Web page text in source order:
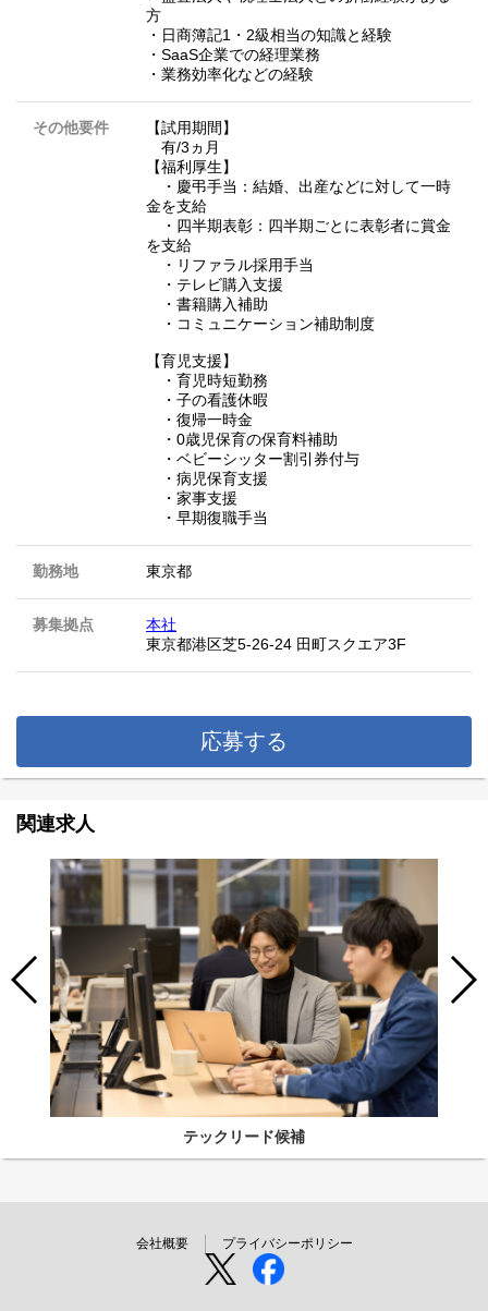
方
・日商簿記1・2級相当の知識と経験
・SaaS企業での経理業務
・業務効率化などの経験
その他要件
【試用期間】
有/3ヵ月
【福利厚生】
・慶弔手当：結婚、出産などに対して一時
金を支給
・四半期表彰：四半期ごとに表彰者に賞金
を支給
・リファラル採用手当
・テレビ購⼊支援
・書籍購入補助
・コミュニケーション補助制度
【育児支援】
・育児時短勤務
・子の看護休暇
・復帰一時金
・0歳児保育の保育料補助
・ベビーシッター割引券付与
・病児保育支援
・家事支援
・早期復職手当
勤務地 東京都
募集拠点
本社
東京都港区芝5-26-24 田町スクエア3F
応募する
関連求人
テックリード候補
会社概要 プライバシーポリシー